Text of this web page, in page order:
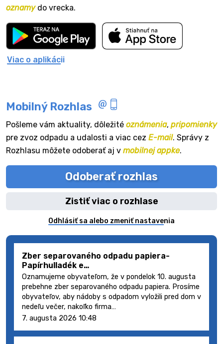
oznamydo vrecka.
Viac o aplikácii
Mobilný Rozhlas
Pošleme vám aktuality, dôležité oznámenia, pripomienky
pre zvoz odpadu a udalosti a viac cez E-mail. Správy z
Rozhlasu môžete odoberať aj v mobilnej appke.
Odoberať rozhlas
Zistiť viac o rozhlase
Odhlásiť sa alebo zmeniť nastavenia
Zber separovaného odpadu papiera-
Papírhulladék e…
Oznamujeme obyvateľom, že v pondelok 10. augusta
prebehne zber separovaného odpadu papiera. Prosíme
obyvateľov, aby nádoby s odpadom vyložili pred dom v
nedeľu večer, nakoľko firma…
7. augusta 2026 10:48